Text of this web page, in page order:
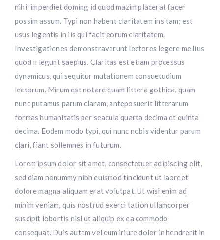
nihil imperdiet doming id quod mazim placerat facer
possim assum. Typi non habent claritatem insitam; est
usus legentis in iis qui facit eorum claritatem.
Investigationes demonstraverunt lectores legere me lius
quod ii legunt saepius. Claritas est etiam processus
dynamicus, qui sequitur mutationem consuetudium
lectorum. Mirum est notare quam littera gothica, quam
nunc putamus parum claram, anteposuerit litterarum
formas humanitatis per seacula quarta decima et quinta
decima. Eodem modo typi, qui nunc nobis videntur parum
clari, fiant sollemnes in futurum.
Lorem ipsum dolor sit amet, consectetuer adipiscing elit,
sed diam nonummy nibh euismod tincidunt ut laoreet
dolore magna aliquam erat volutpat. Ut wisi enim ad
minim veniam, quis nostrud exerci tation ullamcorper
suscipit lobortis nisl ut aliquip ex ea commodo
consequat. Duis autem vel eum iriure dolor in hendrerit in